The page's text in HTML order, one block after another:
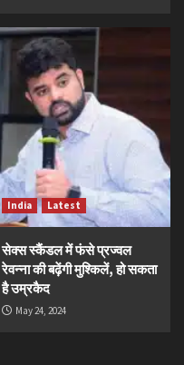
India Latest
सेक्स स्कैंडल में फंसे प्रज्वल
रेवन्ना की बढ़ेंगी मुश्किलें, हो सकता
है उम्रकैद
May 24, 2024